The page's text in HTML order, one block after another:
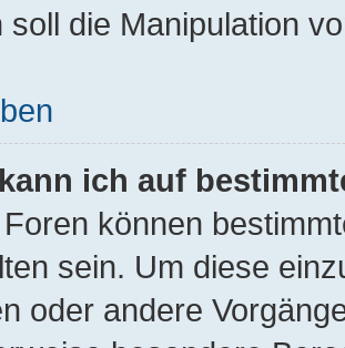
soll die Manipulation
ich auf
können
sein. Um diese
oder andere